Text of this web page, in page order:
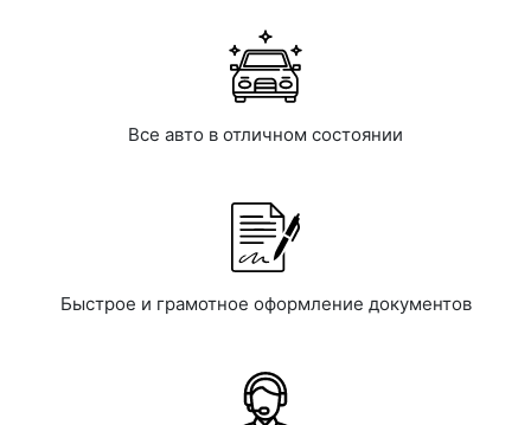
Все авто в отличном состоянии
Быстрое и грамотное оформление документов